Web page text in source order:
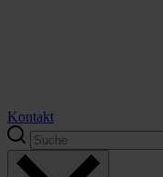
Kontakt